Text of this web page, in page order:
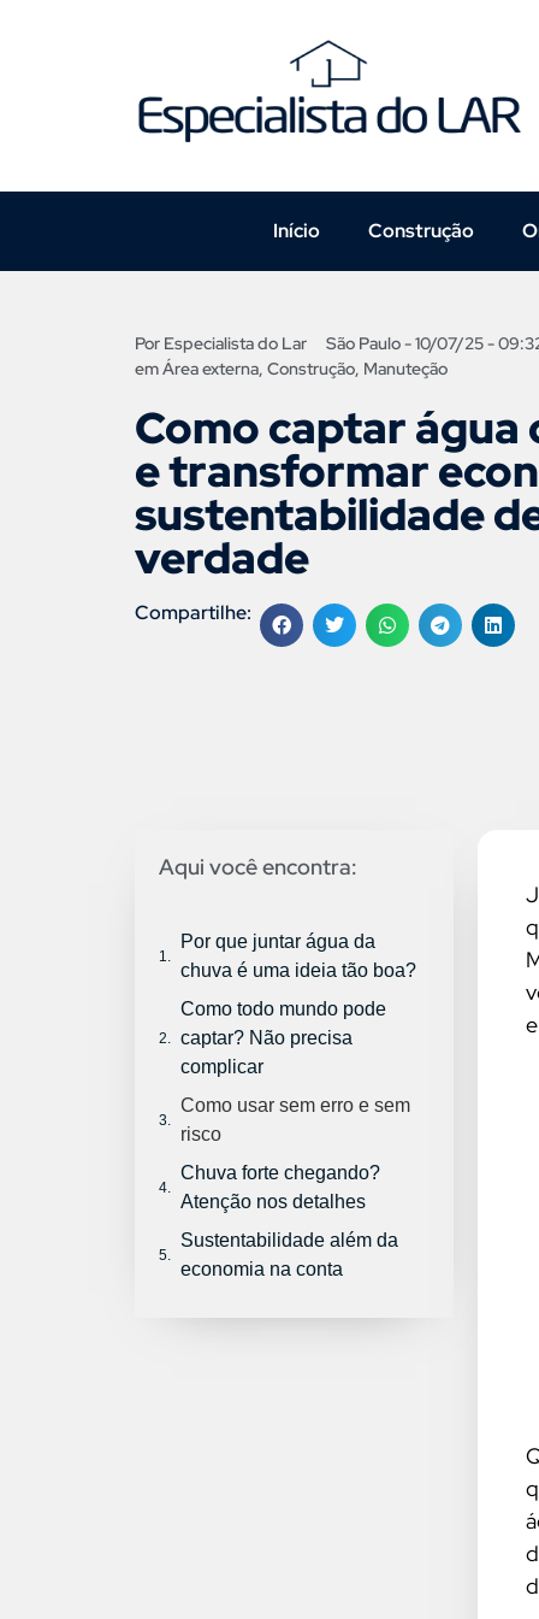
Início Construção
Por Especialista do Lar São Paulo -10/07/25 -
emÁrea externa, Construção, Manuteção
Como captar água
e transformar
sustentabilidade
verdade
Compartilhe:
Aqui você encontra:
Por que juntar água da
chuva é uma ideia tão boa?
Como todo mundo pode
captar? Não precisa
complicar
Como usar sem erro e sem
risco
Chuva forte chegando?
Atenção nos detalhes
Sustentabilidade além da
economia na conta